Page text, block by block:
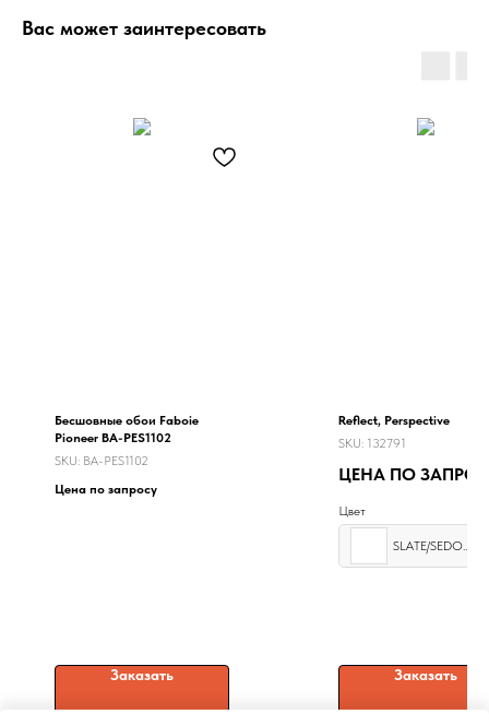
Вас может заинтересовать
Бесшовные обои Faboie
Pioneer BA-PES1102
SKU: BA-PES1102
Цена по запросу
Заказать
Reflect, Perspective
SKU: 132791
ЦЕНА ПО
Цвет
Заказать